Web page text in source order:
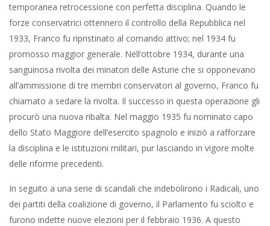
temporanea retrocessione con perfetta disciplina. Quando le
forze conservatrici ottennero il controllo della Repubblica nel
1933, Franco fu ripristinato al comando attivo; nel 1934 fu
promosso maggior generale. Nell’ottobre 1934, durante una
sanguinosa rivolta dei minatori delle Asturie che si opponevano
all’ammissione di tre membri conservatori al governo, Franco fu
chiamato a sedare la rivolta. Il successo in questa operazione gli
procurò una nuova ribalta. Nel maggio 1935 fu nominato capo
dello Stato Maggiore dell’esercito spagnolo e iniziò a rafforzare
la disciplina e le istituzioni militari, pur lasciando in vigore molte
delle riforme precedenti.
In seguito a una serie di scandali che indebolirono i Radicali, uno
dei partiti della coalizione di governo, il Parlamento fu sciolto e
furono indette nuove elezioni per il febbraio 1936. A questo